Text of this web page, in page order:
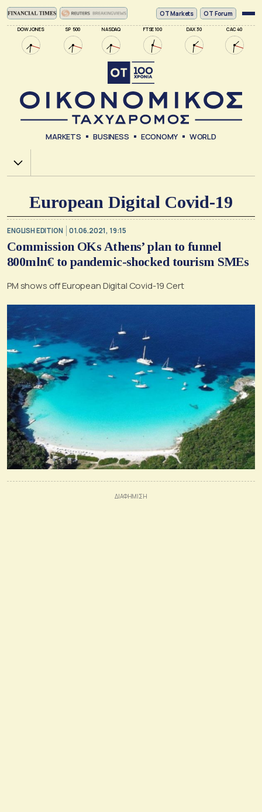
DOW JONES SP 500 NASDAQ FTSE 100 DAX 30 CAC 40
ΟΤ Markets OT Forum
MARKETS BUSINESS ECONOMY WORLD
Χ.Α.
European Digital Covid-19
ENGLISH EDITION 01.06.2021, 19:15
Commission OKs Athens’ plan to funnel
800mln€ to pandemic-shocked tourism SMEs
PM shows off European Digital Covid-19 Cert